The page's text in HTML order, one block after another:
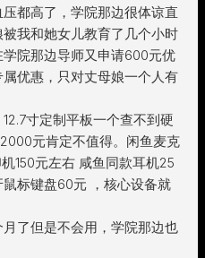
都高了，学院那边很体谅直
我和她女儿教育了几个小时
院那边导师又申请600元优
优惠，只对丈母娘一个人有
寸定制平板一个查不到硬
元肯定不值得。闲鱼麦克
150元左右 咸鱼同款耳机25
标键盘60元 ，核心设备就
了但是不会用，学院那边也